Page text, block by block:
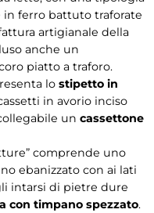
in ferro battuto traforate
artigianale della
anche un
piatto a traforo.
lo stipetto in
in avorio inciso
un cassettone
comprende uno
ebanizzato con ai lati
intarsi di pietre dure
con timpano spezzato.